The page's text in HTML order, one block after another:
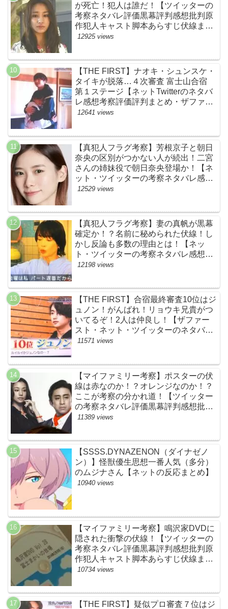
が死亡！犯人は誰だ！【ツイッターの
考察ネタバレ評価黒幕評判感想批判原
作犯人キャスト脚本あらすじ伏線まと
め】
12925 views
【THE FIRST】ナオキ・シュンスケ・
タイキが脱落…４次審査 富士山合宿
第１ステージ【ネットTwitterのネタバ
レ感想考察評価評判まとめ・ザファー
スト・スッキリ・BE:FIRST・ビーフ
12641 views
【真犯人フラグ考察】芳根京子と朝日
奈央の区別がつかない人が続出！二宮
さんの姉妹役で朝日奈央登場か！【ネ
ット・ツイッターの考察ネタバレ感想
評価評判あらすじ原作犯人キャスト黒
12529 views
【真犯人フラグ考察】妻の真帆が黒幕
確定か！？名前に秘められた伏線！し
かし反論も多数の理由とは！【ネッ
ト・ツイッターの考察ネタバレ感想評
価評判あらすじ原作犯人キャスト黒幕
12198 views
【THE FIRST】合宿最終審査10位はジ
ュノン！がんばれ！リョウキ兄貴がつ
いてるぞ！2人は仲良し！【ザファー
スト・ネット・ツイッターのネタバレ
考察まとめ感想評価評判・スッキリ・
11571 views
【マイファミリー考察】ポスターの伏
線は赤なのか！？オレンジなのか！？
ここが考察の分かれ道！【ツイッター
の考察ネタバレ評価黒幕評判感想批判
原作犯人キャスト脚本あらすじ伏線ま
11389 views
【SSSS.DYNAZENON（ダイナゼノ
ン）】怪獣優生思想一番人気（多分）
のムジナさん【ネットの反応まとめ】
10940 views
【マイファミリー考察】鳴沢家DVDに
隠された衝撃の伏線！【ツイッターの
考察ネタバレ評価黒幕評判感想批判原
作犯人キャスト脚本あらすじ伏線まと
め】
10734 views
【THE FIRST】疑似プロ審査７位はジ